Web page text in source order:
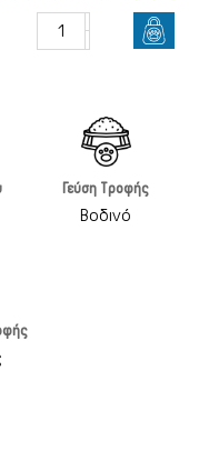
Γεύση Τροφής
Βοδινό